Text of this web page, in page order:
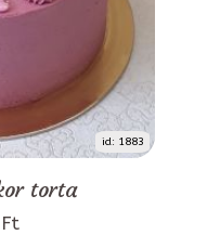
id: 1883
torta